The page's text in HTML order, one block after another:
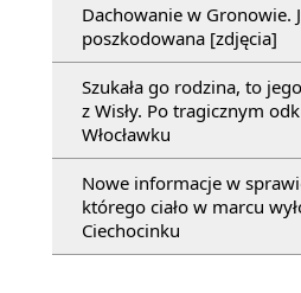
Dachowanie w Gronowie.
poszkodowana [zdjęcia]
Szukała go rodzina, to
z Wisły. Po tragicznym
Włocławku
Nowe informacje w
którego ciało w marcu
Ciechocinku